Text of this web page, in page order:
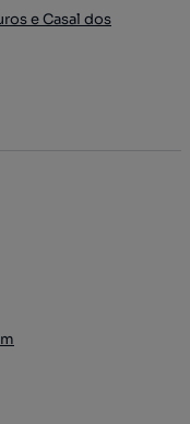
e Casal dos